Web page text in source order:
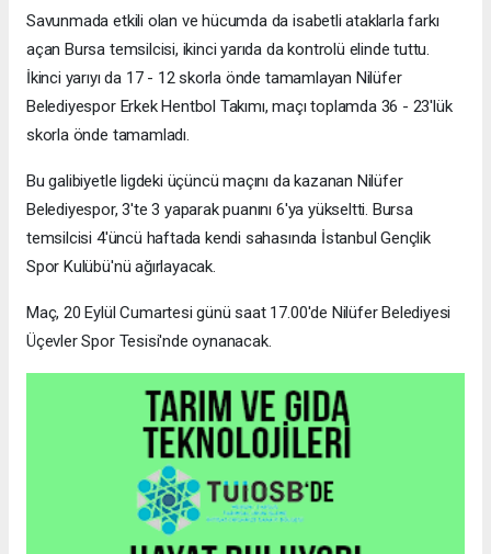
Savunmada etkili olan ve hücumda da isabetli ataklarla farkı
açan Bursa temsilcisi, ikinci yarıda da kontrolü elinde tuttu.
İkinci yarıyı da 17 - 12 skorla önde tamamlayan Nilüfer
Belediyespor Erkek Hentbol Takımı, maçı toplamda 36 - 23'lük
skorla önde tamamladı.
Bu galibiyetle ligdeki üçüncü maçını da kazanan Nilüfer
Belediyespor, 3'te 3 yaparak puanını 6'ya yükseltti. Bursa
temsilcisi 4'üncü haftada kendi sahasında İstanbul Gençlik
Spor Kulübü'nü ağırlayacak.
Maç, 20 Eylül Cumartesi günü saat 17.00'de Nilüfer Belediyesi
Üçevler Spor Tesisi'nde oynanacak.